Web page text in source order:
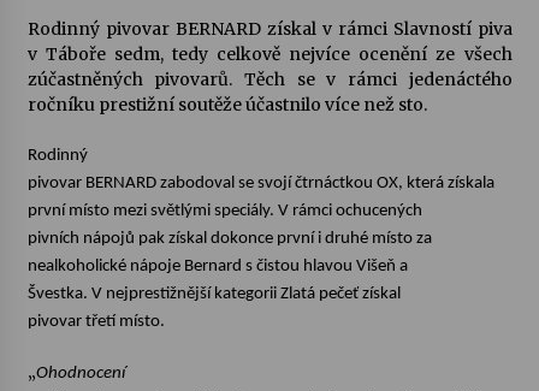
Pozvánka na integrační festival Quijotova
šedesátka: 28. 7.–1. 8. 2026
Letní koncerty ve Stromovce: Kolchoz a
Jenakaši
28. 7. 2026
Votavžatský ploty
Rodinný pivovar BERNARD získal v rámci Slavností piva
v Táboře sedm, tedy celkově nejvíce ocenění ze všech
zúčastněných pivovarů. Těch se v rámci jedenáctého
ročníku prestižní soutěže účastnilo více než sto.
Rodinný
pivovar BERNARD zabodoval se svojí čtrnáctkou OX, která získala
první místo mezi světlými speciály. V rámci ochucených
pivních nápojů pak získal dokonce první i druhé místo za
nealkoholické nápoje Bernard s čistou hlavou Višeň a
Švestka. V nejprestižnější kategorii Zlatá pečeť získal
pivovar třetí místo.
„Ohodnocení